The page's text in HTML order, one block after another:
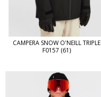
CAMPERA SNOW O'NEILL TRIPLE
F0157 (61)